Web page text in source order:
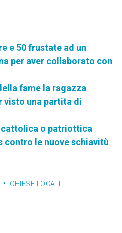
e 50 frustate ad un
per aver collaborato con
fame la ragazza
visto una partita di
cattolica o patriottica
contro le nuove schiavitù
CHIESE LOCALI